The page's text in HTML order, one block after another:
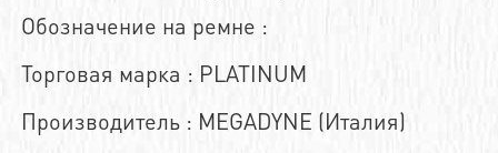
Обозначение на ремне :
Торговая марка : PLATINUM
Производитель : MEGADYNE (Италия)